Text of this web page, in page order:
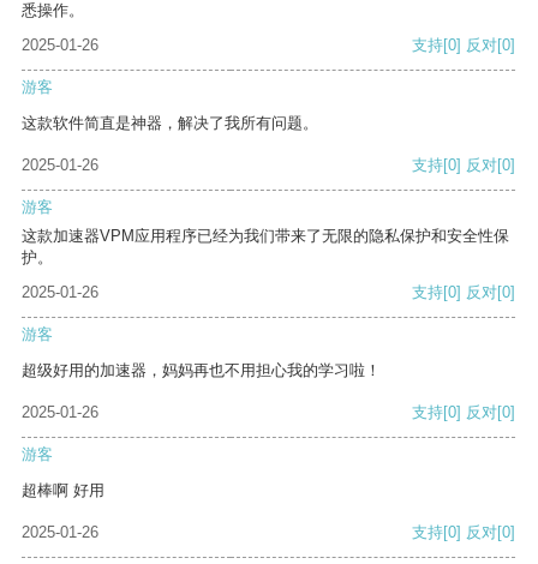
悉操作。
2025-01-26
支持[0] 反对[0]
游客
这款软件简直是神器，解决了我所有问题。
2025-01-26 支持[0] 反对[0]
游客
这款加速器VPM应用程序已经为我们带来了无限的隐私保护和安全性保
护。
2025-01-26
支持[0] 反对[0]
游客
超级好用的加速器，妈妈再也不用担心我的学习啦！
2025-01-26 支持[0] 反对[0]
游客
超棒啊 好用
2025-01-26 支持[0] 反对[0]